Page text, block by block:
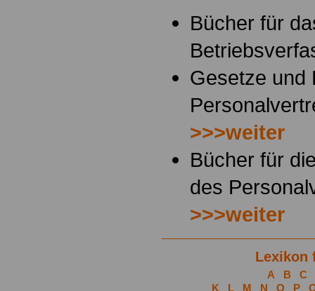
Bücher für
Gesetze und
>>>weiter
Bücher für
des
>>>weiter
Lexikon
A B
C
K
L M N O P